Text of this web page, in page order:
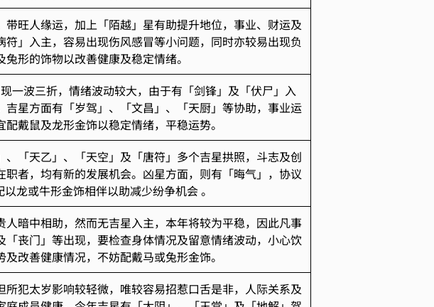
旺人缘运，加上「陌越」星有助提升地位，事业、财运及
」入主，容易出现伤风感冒等小问题，同时亦较易出现负
形的饰物以改善健康及稳定情绪。
一波三折，情绪波动较大，由于有「剑锋」及「伏尸」入
星方面有「岁驾」、「文昌」、「天厨」等协助，事业运
戴鼠及龙形金饰以稳定情绪，平稳运势。
「天乙」、「天空」及「唐符」多个吉星拱照，斗志及创
者，均有新的发展机会。凶星方面，则有「晦气」，协议
龙或牛形金饰相伴以助减少纷争机会 。
暗中相助，然而无吉星入主，本年将较为平稳，因此凡事
丧门」等出现，要检查身体情况及留意情绪波动，小心饮
改善健康情况，不妨配戴马或兔形金饰。
犯太岁影响较轻微，唯较容易招惹口舌是非，人际关系及